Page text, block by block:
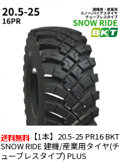
【1本】20.5-25 PR16 BKT
SNOW RIDE 建機/産業用タイヤ(チ
ューブレスタイプ) PLUS